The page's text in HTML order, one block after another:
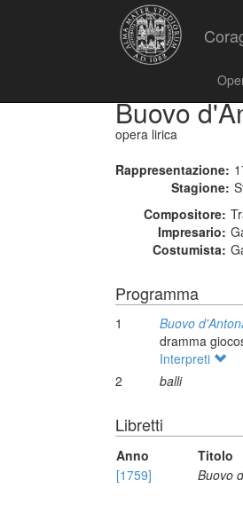
Buovo
opera lirica
Rappresentazione:
Stagione:
Compositore:
Impresario:
Costumista:
Programma
1
Buovo
dramma
Interpreti
2
balli
Libretti
Anno
Titolo
[1759]
Buovo